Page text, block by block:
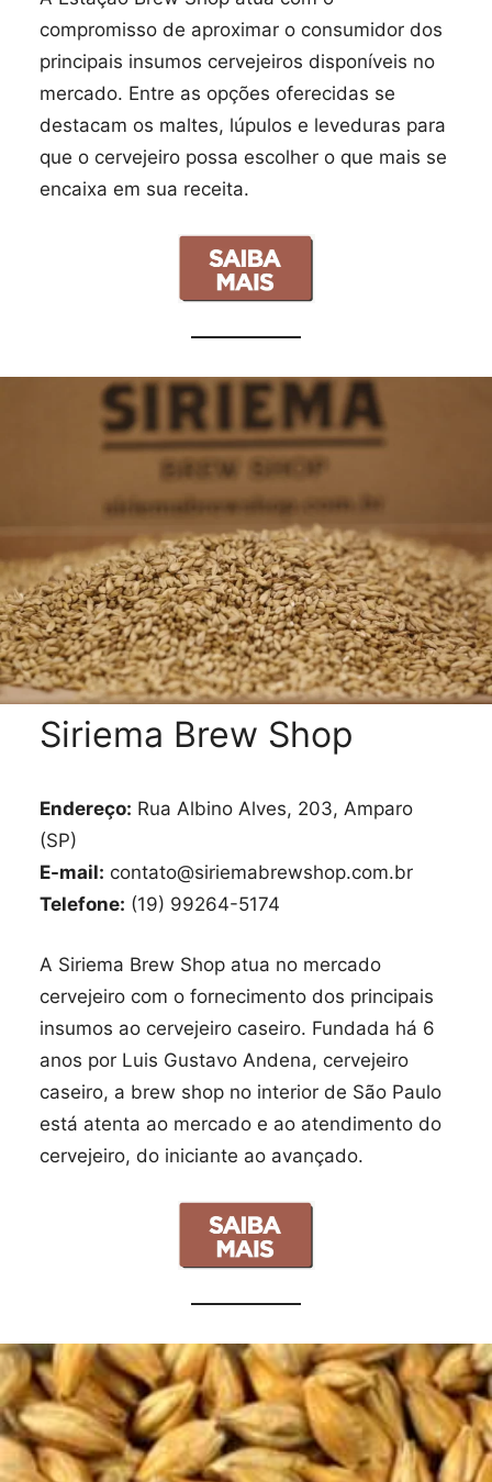
compromisso de aproximar o consumidor dos
principais insumos cervejeiros disponíveis no
mercado. Entre as opções oferecidas se
destacam os maltes, lúpulos e leveduras para
que o cervejeiro possa escolher o que mais se
encaixa em sua receita.
Siriema Brew Shop
Endereço: Rua Albino Alves, 203, Amparo
(SP)
E-mail: contato@siriemabrewshop.com.br
Telefone: (19) 99264-5174
A Siriema Brew Shop atua no mercado
cervejeiro com o fornecimento dos principais
insumos ao cervejeiro caseiro. Fundada há 6
anos por Luis Gustavo Andena, cervejeiro
caseiro, a brew shop no interior de São Paulo
está atenta ao mercado e ao atendimento do
cervejeiro, do iniciante ao avançado.